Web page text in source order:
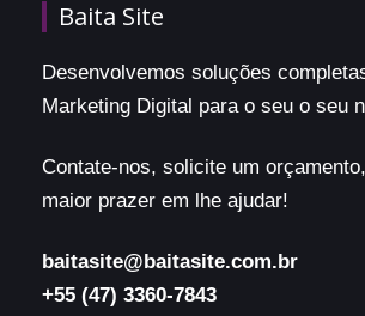
Baita Site
Desenvolvemos soluções
Marketing Digital para o seu o seu
Contate-nos, solicite um
maior prazer em lhe ajudar!
baitasite@baitasite.com.br
+55 (47) 3360-7843